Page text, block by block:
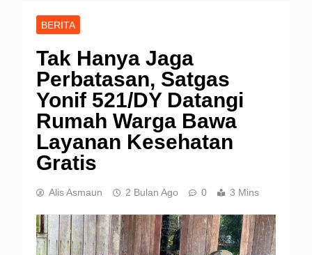
BERITA
Tak Hanya Jaga
Perbatasan, Satgas
Yonif 521/DY Datangi
Rumah Warga Bawa
Layanan Kesehatan
Gratis
Alis Asmaun 2 Bulan Ago 0 3 Mins